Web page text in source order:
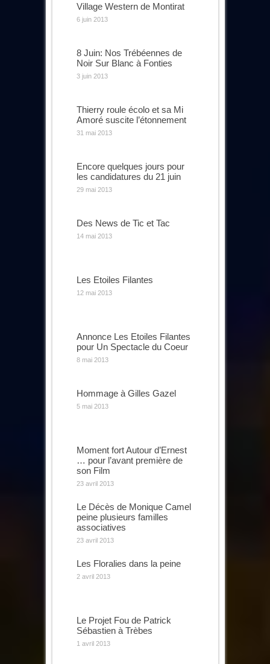
Village Western de Montirat
6 juin 2013
8 Juin: Nos Trébéennes de
Noir Sur Blanc à Fonties
3 juin 2013
Thierry roule écolo et sa Mi
Amoré suscite l’étonnement
31 mai 2013
Encore quelques jours pour
les candidatures du 21 juin
29 mai 2013
Des News de Tic et Tac
14 mai 2013
Les Etoiles Filantes
12 mai 2013
Annonce Les Etoiles Filantes
pour Un Spectacle du Coeur
8 mai 2013
Hommage à Gilles Gazel
5 mai 2013
Moment fort Autour d’Ernest
… pour l’avant première de
son Film
23 avril 2013
Le Décès de Monique Camel
peine plusieurs familles
associatives
23 avril 2013
Les Floralies dans la peine
2 avril 2013
Le Projet Fou de Patrick
Sébastien à Trèbes
1 avril 2013